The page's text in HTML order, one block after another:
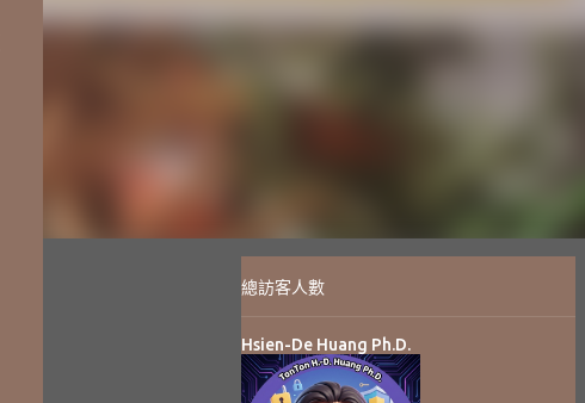
總訪客人數
Hsien-De Huang Ph.D.